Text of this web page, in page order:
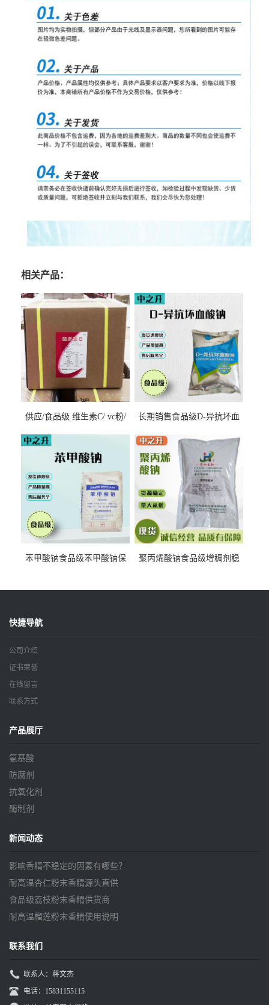
相关产品：
供应/食品级 维生素C/ vc粉/
长期销售食品级D-异抗坏血
苯甲酸钠食品级苯甲酸钠保
聚丙烯酸钠食品级增稠剂稳
快捷导航
公司介绍
证书荣誉
在线留言
联系方式
产品展厅
氨基酸
防腐剂
抗氧化剂
酶制剂
新闻动态
影响香精不稳定的因素有哪些？
耐高温杏仁粉末香精源头直供
食品级荔枝粉末香精供货商
耐高温榴莲粉末香精使用说明
联系我们
联系人：蒋文杰
电话：15831155115